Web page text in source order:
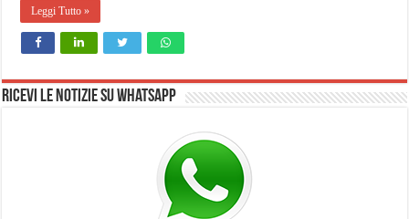
Leggi Tutto »
Ricevi le notizie su Whatsapp